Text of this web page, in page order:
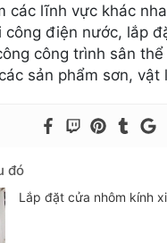
các lĩnh vực khác
công điện nước, lắp
công trình sân
sản phẩm sơn,
đó
Lắp đặt cửa nhôm kính